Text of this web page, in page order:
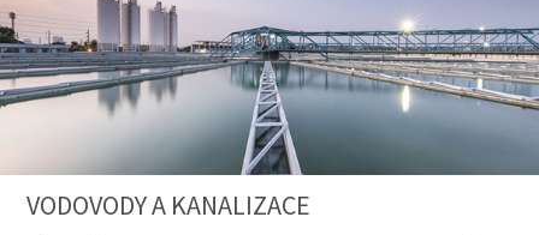
VODOVODY A KANALIZACE